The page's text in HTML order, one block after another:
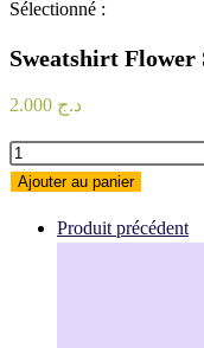
Sélectionné :
Sweatshirt Flower
د.ج
quantité
de
Flower
Ajouter au panier
Produit précédent